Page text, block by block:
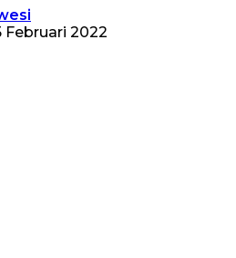
Februari 2022